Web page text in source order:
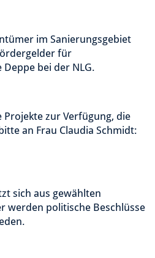
im Sanierungsgebiet
für
bei der NLG.
zur Verfügung, die
an Frau Claudia Schmidt:
sich aus gewählten
werden politische Beschlüsse